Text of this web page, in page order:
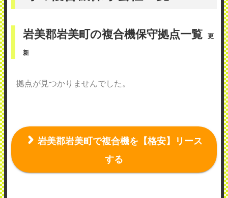
岩美郡岩美町の複合機保守拠点一覧 更
新
拠点が見つかりませんでした。
岩美郡岩美町で複合機を【格安】リース
する